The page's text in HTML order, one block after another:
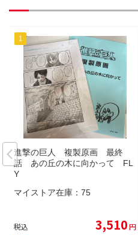
進撃の巨人 複製原画 最終
話 あの丘の木に向かって FL
Y
マイストア在庫： 75
税込 3,510円